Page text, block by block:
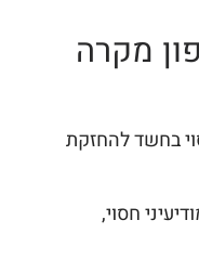
מקרה
בחשד להחזקת
מידע מודיעיני חסוי,